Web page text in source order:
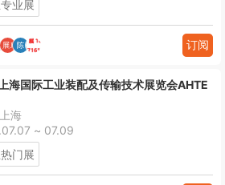
业展
订阅
上海国际工业装配及传输技术展览会AHTE
海
~ 07.09
门展